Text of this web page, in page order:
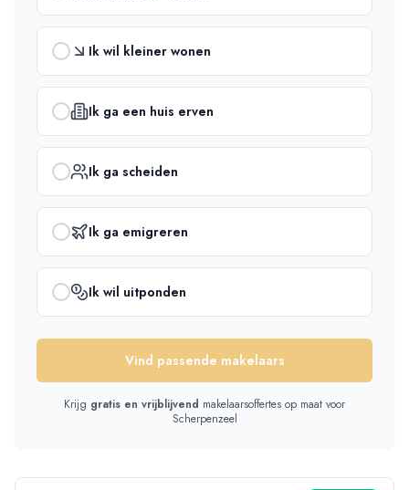
Ik wil kleiner wonen
Ik ga een huis erven
Ik ga scheiden
Ik ga emigreren
Ik wil uitponden
Vind passende makelaars
Krijg gratis en vrijblijvend makelaarsoffertes op maat voor
Scherpenzeel